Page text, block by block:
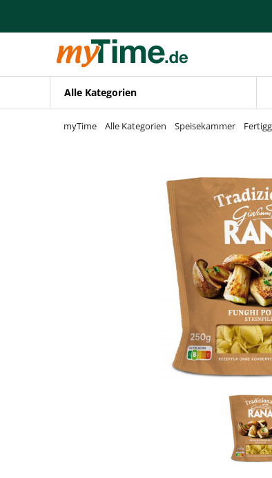
Zur Navigation springen
Zur Suche springen
Alle Kategorien
myTime Alle Kategorien Speisekammer